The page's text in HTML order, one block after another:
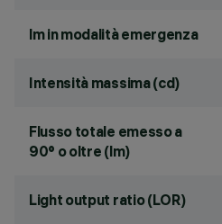
lm in modalità emergenza
Intensità massima (cd)
Flusso totale emesso a
90° o oltre (lm)
Light output ratio (LOR)